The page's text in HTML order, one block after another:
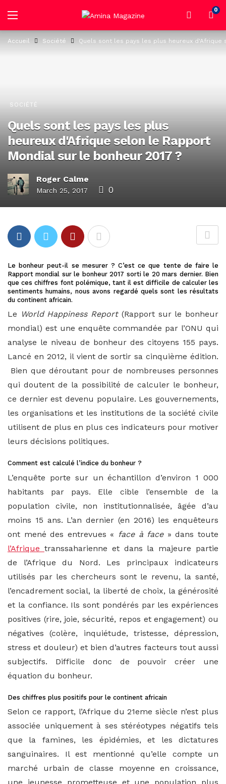
0
Accueil Société Quels sont les pays les plus heureux d'Afrique
SOCIÉTÉ
Quels sont les pays les plus
heureux d'Afrique selon le Rapport
Mondial sur le bonheur 2017 ?
Roger Calme
March 25, 2017 0
Le bonheur peut-il se mesurer ? C’est ce que tente de faire le
Rapport mondial sur le bonheur 2017 sorti le 20 mars dernier. Bien
que ces chiffres font polémique, tant il est difficile de calculer les
sentiments humains, nous avons regardé quels sont les résultats
du continent africain.
Le World Happiness Report (Rapport sur le bonheur
mondial) est une enquête commandée par l’ONU qui
analyse le niveau de bonheur des citoyens 155 pays.
Lancé en 2012, il vient de sortir sa cinquième édition.
Bien que déroutant pour de nombreuses personnes
qui doutent de la possibilité de calculer le bonheur,
ce dernier est devenu populaire. Les gouvernements,
les organisations et les institutions de la société civile
utilisent de plus en plus ces indicateurs pour motiver
leurs décisions politiques.
Comment est calculé l’indice du bonheur ?
L’enquête porte sur un échantillon d’environ 1 000
habitants par pays. Elle cible l’ensemble de la
population civile, non institutionnalisée, âgée d’au
moins 15 ans. L’an dernier (en 2016) les enquêteurs
ont mené des entrevues « face à face» dans toute
l’Afrique transsaharienne et dans la majeure partie
de l’Afrique du Nord. Les principaux indicateurs
utilisés par les chercheurs sont le revenu, la santé,
l’encadrement social, la liberté de choix, la générosité
et la confiance. Ils sont pondérés par les expériences
positives (rire, joie, sécurité, repos et engagement) ou
négatives (colère, inquiétude, tristesse, dépression,
stress et douleur) et bien d’autres facteurs tout aussi
subjectifs. Difficile donc de pouvoir créer une
équation du bonheur.
Des chiffres plus positifs pour le continent africain
Selon ce rapport, l’Afrique du 21eme siècle n’est plus
associée uniquement à ses stéréotypes négatifs tels
que la famines, les épidémies, et les dictatures
sanguinaires. Il est mentionné qu’elle compte un
marché urbain de classe moyenne en croissance,